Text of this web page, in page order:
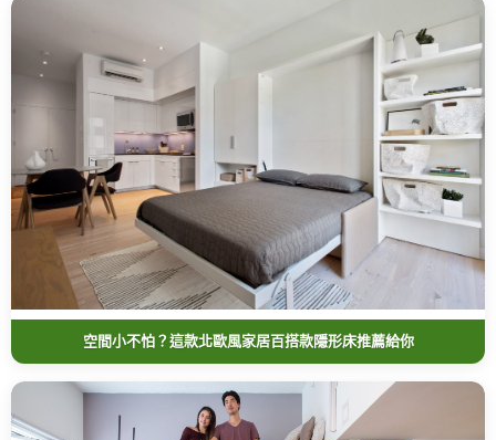
空間小不怕？這款北歐風家居百搭款隱形床推薦給你